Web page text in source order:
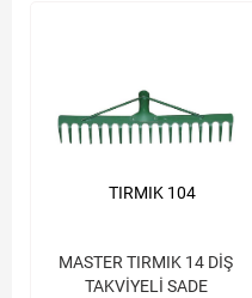
MASTER TIRMIK 14 DİŞ
TAKVİYELİ SADE
TIRMIK 104